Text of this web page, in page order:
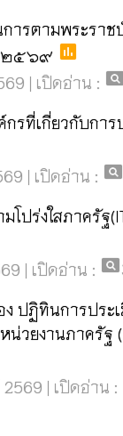
การตามพระร
๒๕๖๙ poll
| เปิดอ่าน : pageview
ที่เกี่ยวกับการ
| เปิดอ่าน : pageview
โปร่งใสภาครัฐ
| เปิดอ่าน : pageview
ง ปฏิทินการปร
น่วยงานภาครั
| เปิดอ่าน :